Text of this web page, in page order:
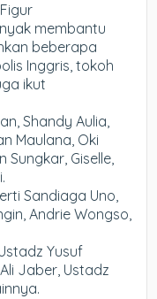
membantu
beberapa
Inggris, tokoh
ikut
Shandy Aulia,
Maulana, Oki
Sungkar, Giselle,
Sandiaga Uno,
Andrie Wongso,
Yusuf
Jaber, Ustadz